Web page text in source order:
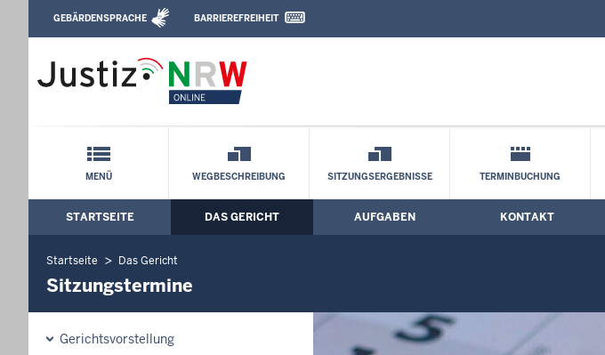
Arbeitsgericht Duisburg: Sitzungstermine
Direkt zum Inhalt
Leichte Sprache, Gebärdensprachenvideo und Kontaktformular
GEBÄRDENSPRACHE BARRIEREFREIHEIT
Schnellnavigation mit Volltext-Suche
MENÜ WEGBESCHREIBUNG SITZUNGSERGEBNISSE TERMINBUCHUNG
Hauptmenü: Hauptnavigation
STARTSEITE DAS GERICHT AUFGABEN KONTAKT
Startseite Das Gericht
Sitzungstermine
Gerichtsvorstellung